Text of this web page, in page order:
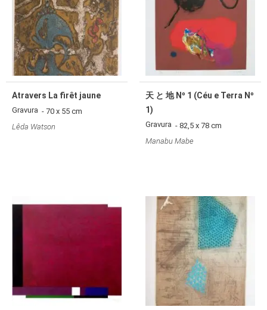
Atravers La firêt jaune
Gravura - 70 x 55 cm
Lêda Watson
天 と 地 Nº 1 (Céu e Terra Nº
1)
Gravura - 82,5 x 78 cm
Manabu Mabe